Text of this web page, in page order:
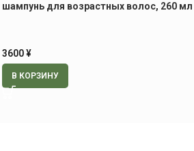
шампунь для возрастных волос, 260 мл
3600¥
В КОРЗИНУ